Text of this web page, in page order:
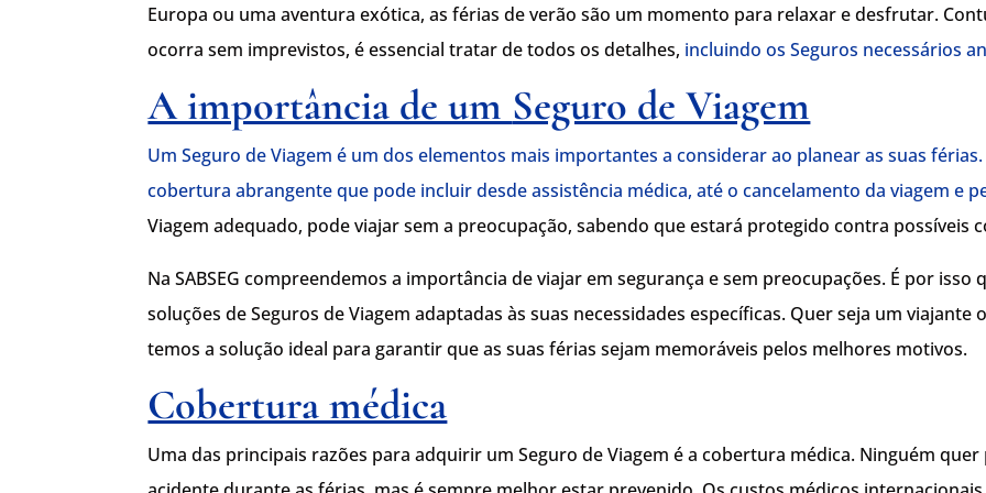
Europa ou uma aventura exótica, as férias de verão são um momento para relaxar e desfrutar.
ocorra sem imprevistos, é essencial tratar de todos os detalhes, incluindo os Seguros necessários
A importância de um Seguro de Viagem
Um Seguro de Viagem é um dos elementos mais importantes a considerar ao planear as suas
cobertura abrangente que pode incluir desde assistência médica, até o cancelamento da viagem e
Viagem adequado, pode viajar sem a preocupação, sabendo que estará protegido contra possíveis
Na SABSEG compreendemos a importância de viajar em segurança e sem preocupações. É por
soluções de Seguros de Viagem adaptadas às suas necessidades específicas. Quer seja um
temos a solução ideal para garantir que as suas férias sejam memoráveis pelos melhores motivos.
Cobertura médica
Uma das principais razões para adquirir um Seguro de Viagem é a cobertura médica. Ninguém